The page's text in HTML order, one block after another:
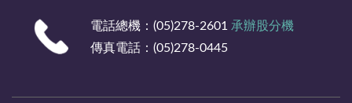
電話總機：(05)278-2601 承辦股分機
傳真電話：(05)278-0445